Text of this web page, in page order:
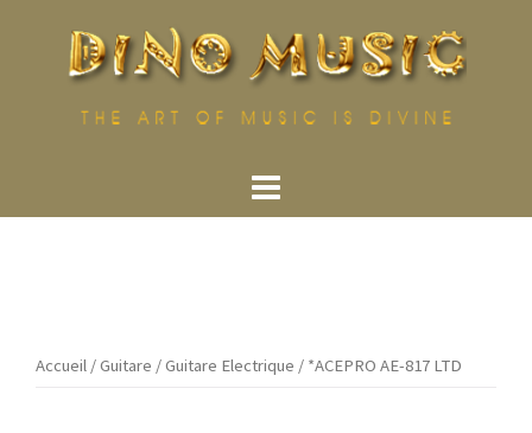
Accueil /Guitare /Guitare Electrique / *ACEPRO AE-817 LTD